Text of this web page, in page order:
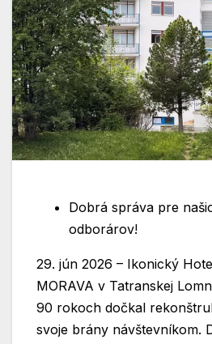
Dobrá správa pre
odborárov!
29. jún 2026 – Ikonický
MORAVA v Tatranskej
90 rokoch dočkal
svoje brány návštevníkom.